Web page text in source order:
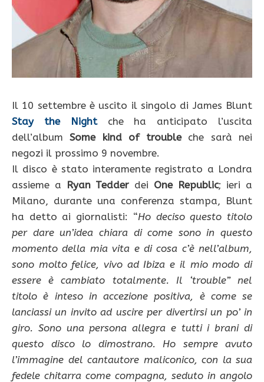
Il 10 settembre è uscito il singolo di James Blunt
Stay the Night
che ha anticipato l’uscita
dell’albumSome kind of trouble che sarà nei
negozi il prossimo 9 novembre.
Il disco è stato interamente registrato a Londra
assieme a Ryan Tedder dei One Republic; ieri a
Milano, durante una conferenza stampa, Blunt
ha detto ai giornalisti: “Ho deciso questo titolo
per dare un’idea chiara di come sono in questo
momento della mia vita e di cosa c’è nell’album,
sono molto felice, vivo ad Ibiza e il mio modo di
essere è cambiato totalmente. Il ‘trouble” nel
titolo è inteso in accezione positiva, è come se
lanciassi un invito ad uscire per divertirsi un po’ in
giro. Sono una persona allegra e tutti i brani di
questo disco lo dimostrano. Ho sempre avuto
l’immagine del cantautore maliconico, con la sua
fedele chitarra come compagna, seduto in angolo